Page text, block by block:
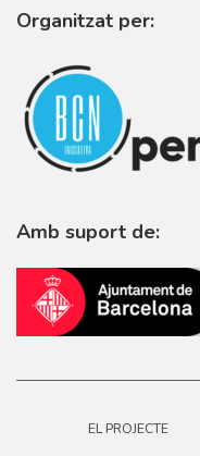
Organitzat per:
Amb suport de:
EL PROJECTE